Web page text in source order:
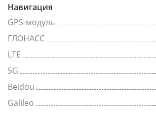
Навигация
GPS-модуль
ГЛОНАСС
LTE
5G
Beidou
Galileo